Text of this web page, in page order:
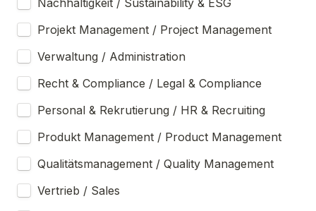
Projekt Management / Project Management
Verwaltung / Administration
Recht & Compliance / Legal & Compliance
Personal & Rekrutierung / HR & Recruiting
Produkt Management / Product Management
Qualitätsmanagement / Quality Management
Vertrieb / Sales